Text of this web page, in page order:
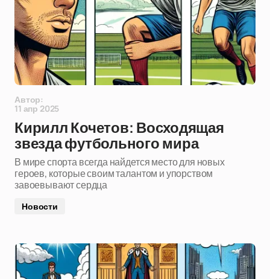
Автор:
11 апр 2025
Кирилл Кочетов: Восходящая
звезда футбольного мира
В мире спорта всегда найдется место для новых
героев, которые своим талантом и упорством
завоевывают сердца
Новости